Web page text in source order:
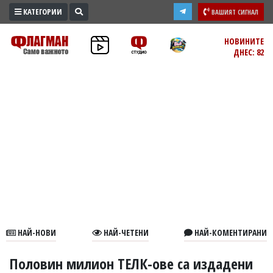
ПРОМО
ЗОНА
В
КАТЕГОРИИ ВАШИЯТ СИГНАЛ
НОВИНИТЕ
ДНЕС: 82
НАЙ-НОВИ НАЙ-ЧЕТЕНИ НАЙ-КОМЕНТИРАНИ
Половин милион ТЕЛК-ове са издадени